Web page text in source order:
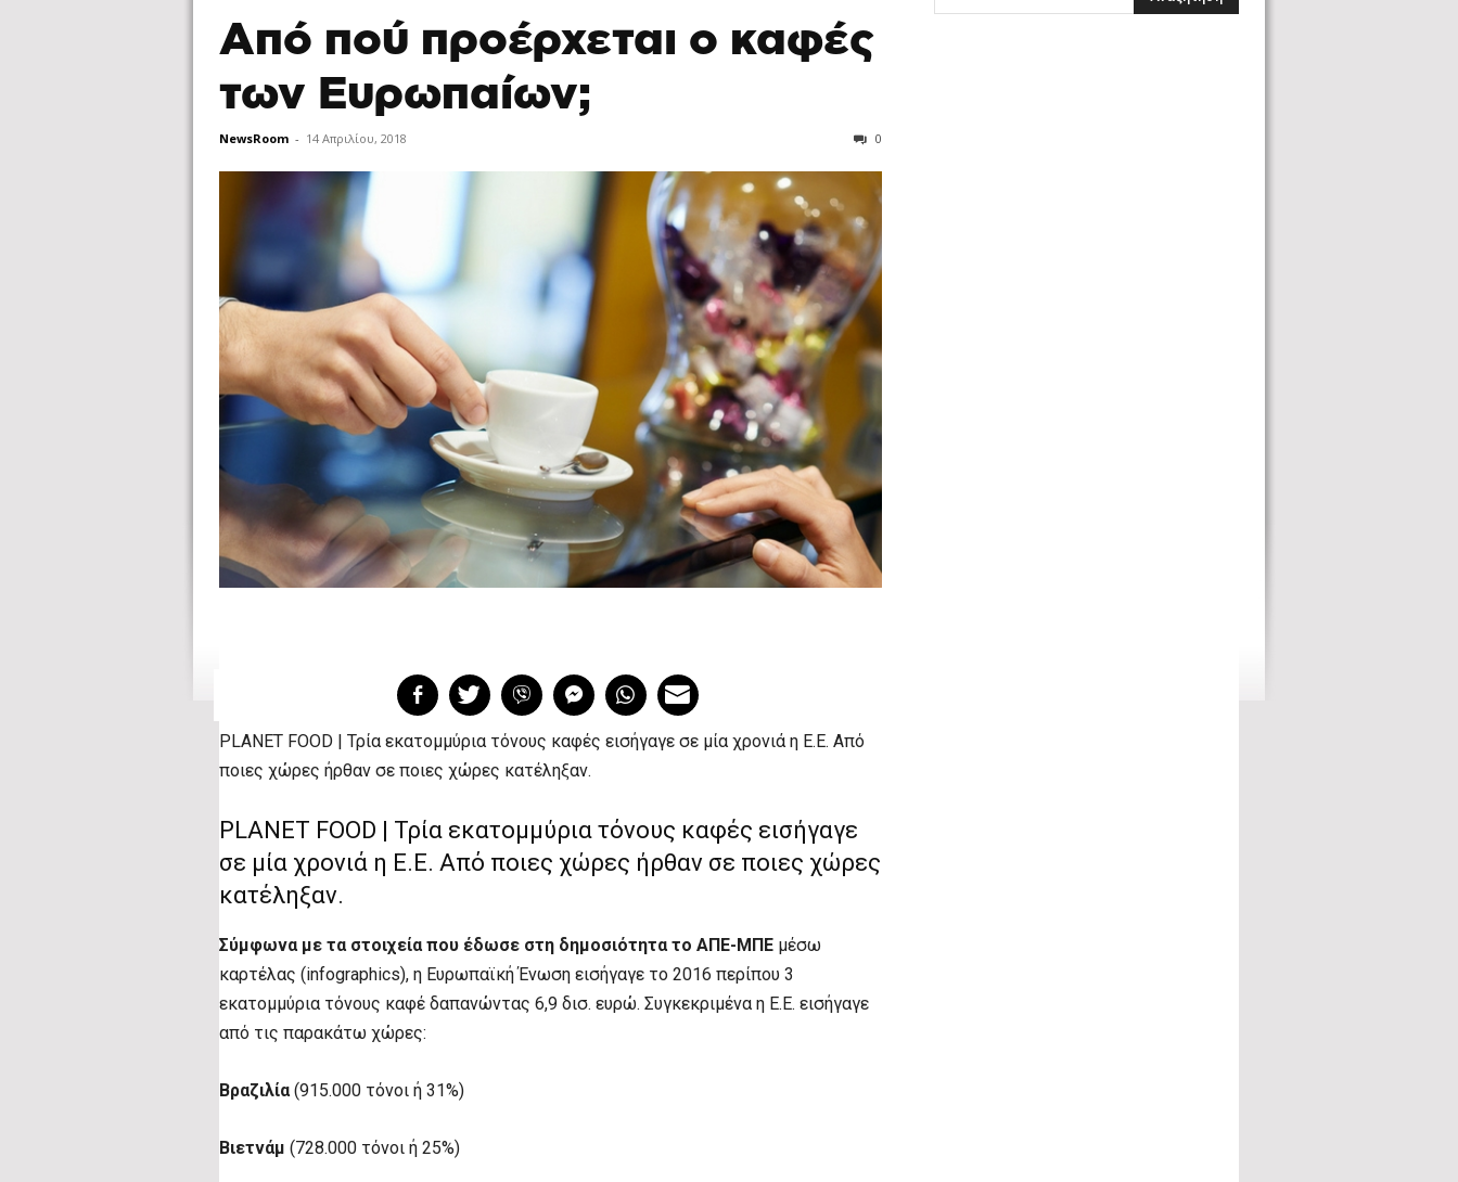
Από πού προέρχεται ο καφές
των Ευρωπαίων;
NewsRoom - 14 Απριλίου, 2018 0
PLANET FOOD | Τρία εκατομμύρια τόνους καφές εισήγαγε σε μία χρονιά η Ε.Ε. Από
ποιες χώρες ήρθαν σε ποιες χώρες κατέληξαν.
PLANET FOOD | Τρία εκατομμύρια τόνους καφές εισήγαγε
σε μία χρονιά η Ε.Ε. Από ποιες χώρες ήρθαν σε ποιες χώρες
κατέληξαν.
Σύμφωνα με τα στοιχεία που έδωσε στη δημοσιότητα το ΑΠΕ-ΜΠΕ μέσω
καρτέλας (infographics), η Ευρωπαϊκή Ένωση εισήγαγε το 2016 περίπου 3
εκατομμύρια τόνους καφέ δαπανώντας 6,9 δισ. ευρώ. Συγκεκριμένα η Ε.Ε. εισήγαγε
από τις παρακάτω χώρες:
Βραζιλία(915.000 τόνοι ή 31%)
Βιετνάμ (728.000 τόνοι ή 25%)